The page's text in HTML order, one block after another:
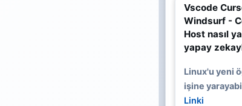
Vscode
Windsurf -
Host nasıl
yapay
Linux'u yeni
işine
Linki